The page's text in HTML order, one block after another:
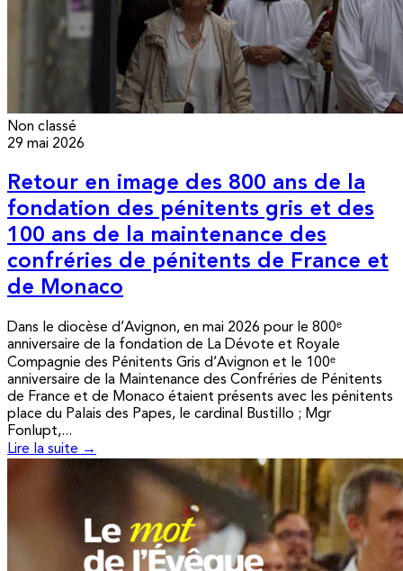
Non classé
29 mai 2026
Retour en image des 800 ans de la
fondation des pénitents gris et des
100 ans de la maintenance des
confréries de pénitents de France et
de Monaco
Dans le diocèse d’Avignon, en mai 2026 pour le 800ᵉ
anniversaire de la fondation de La Dévote et Royale
Compagnie des Pénitents Gris d’Avignon et le 100ᵉ
anniversaire de la Maintenance des Confréries de Pénitents
de France et de Monaco étaient présents avec les pénitents
place du Palais des Papes, le cardinal Bustillo ; Mgr
Fonlupt,...
Lire la suite →